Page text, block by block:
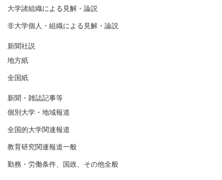
大学諸組織による見解・論説
非大学個人・組織による見解・論説
新聞社説
地方紙
全国紙
新聞・雑誌記事等
個別大学・地域報道
全国的大学関連報道
教育研究関連報道一般
勤務・労働条件、国政、その他全般